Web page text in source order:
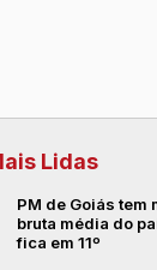
Lidas
PM de Goiás tem
bruta média do
fica em 11º